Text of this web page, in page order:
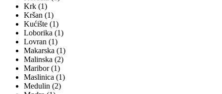
Krk (1)
Kršan (1)
Kućište (1)
Loborika (1)
Lovran (1)
Makarska (1)
Malinska (2)
Maribor (1)
Maslinica (1)
Medulin (2)